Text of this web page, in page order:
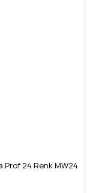
Prof 24 Renk MW24